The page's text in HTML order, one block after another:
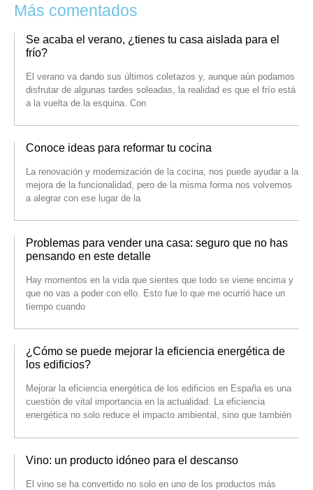
Más comentados
Se acaba el verano, ¿tienes tu casa aislada para el
frío?
El verano va dando sus últimos coletazos y, aunque aún podamos
disfrutar de algunas tardes soleadas, la realidad es que el frío está
a la vuelta de la esquina. Con
Conoce ideas para reformar tu cocina
La renovación y modernización de la cocina, nos puede ayudar a la
mejora de la funcionalidad, pero de la misma forma nos volvemos
a alegrar con ese lugar de la
Problemas para vender una casa: seguro que no has
pensando en este detalle
Hay momentos en la vida que sientes que todo se viene encima y
que no vas a poder con ello. Esto fue lo que me ocurrió hace un
tiempo cuando
¿Cómo se puede mejorar la eficiencia energética de
los edificios?
Mejorar la eficiencia energética de los edificios en España es una
cuestión de vital importancia en la actualidad. La eficiencia
energética no solo reduce el impacto ambiental, sino que también
Vino: un producto idóneo para el descanso
El vino se ha convertido no solo en uno de los productos más